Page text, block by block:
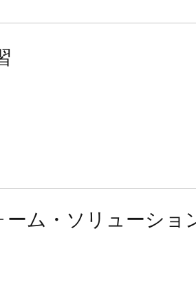
ーム・ソリューショ